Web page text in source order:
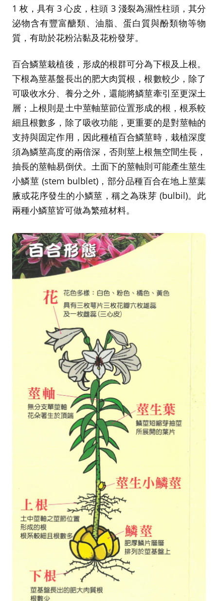
1 枚，具有 3 心皮，柱頭 3 淺裂為濕性柱頭，其分
泌物含有豐富醣類、油脂、蛋白質與酚類物等物
質，有助於花粉沾黏及花粉發芽。
百合鱗莖栽植後，形成的根群可分為下根及上根。
下根為莖基盤長出的肥大肉質根，根數較少，除了
可吸收水分、養分之外，還能將鱗莖牽引至更深土
層；上根則是土中莖軸莖節位置形成的根，根系較
細且根數多，除了吸收功能，更重要的是對莖軸的
支持與固定作用，因此種植百合鱗莖時，栽植深度
須為鱗莖高度的兩倍深，否則莖上根無空間生長，
抽長的莖軸易倒伏。土面下的莖軸則可能產生莖生
小鱗莖 (stem bulblet)，部分品種百合在地上莖葉
腋或花序發生的小鱗莖，稱之為珠芽 (bulbil)。此
兩種小鱗莖皆可做為繁殖材料。